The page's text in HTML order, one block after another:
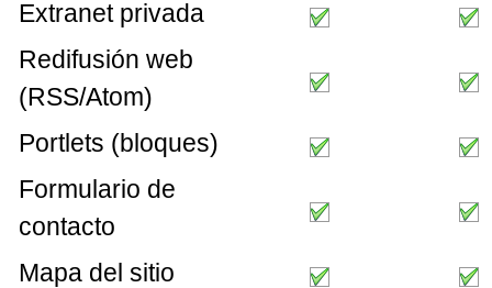
Extranet privada
Redifusión web
(RSS/Atom)
Portlets (bloques)
Formulario de
contacto
Mapa del sitio